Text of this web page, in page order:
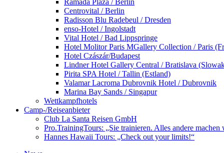
Centrovital / Berlin
Radisson Blu Radebeul / Dresden
enso-Hotel / Ingolstadt
Vital Hotel / Bad Lippspringe
Hotel Molitor Paris MGallery Collection / Paris
Hotel Czászár/Budapest
Lindner Hotel Gallery Central / Bratislava
Pirita SPA Hotel / Tallin (Estland)
Valamar Lacroma Dubrovnik Hotel / Dubrovnik
Marina Bay Sands / Singapur
Wettkampfhotels
Camp-/Reiseanbieter
Club La Santa Reisen GmbH
Pro.TrainingTours: „Sie trainieren. Alles andere machen
Hannes Hawaii Tours: „Check out your limits!“